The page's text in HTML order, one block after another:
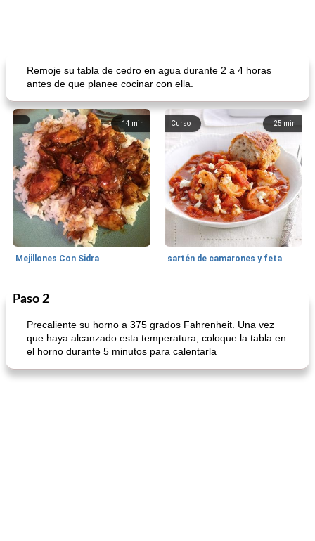
Remoje su tabla de cedro en agua durante 2 a 4 horas
antes de que planee cocinar con ella.
14 min
Mejillones Con Sidra
25 min
Curso
sartén de camarones y feta
Sopas, Guisos Y Chili
Paso 2
Precaliente su horno a 375 grados Fahrenheit. Una vez
que haya alcanzado esta temperatura, coloque la tabla en
el horno durante 5 minutos para calentarla